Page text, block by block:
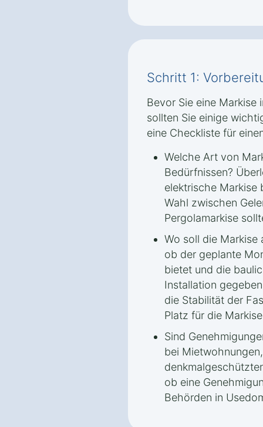
Schritt 1:
Bevor Sie eine Markise
sollten Sie einige
eine Checkliste für
Welche Art von
Bedürfnissen?
elektrische Markise
Wahl zwischen
Pergolamarkise
Wo soll die Markise
ob der geplante
bietet und die
Installation
die Stabilität der
Platz für die
Sind
bei
ob eine
Behörden in